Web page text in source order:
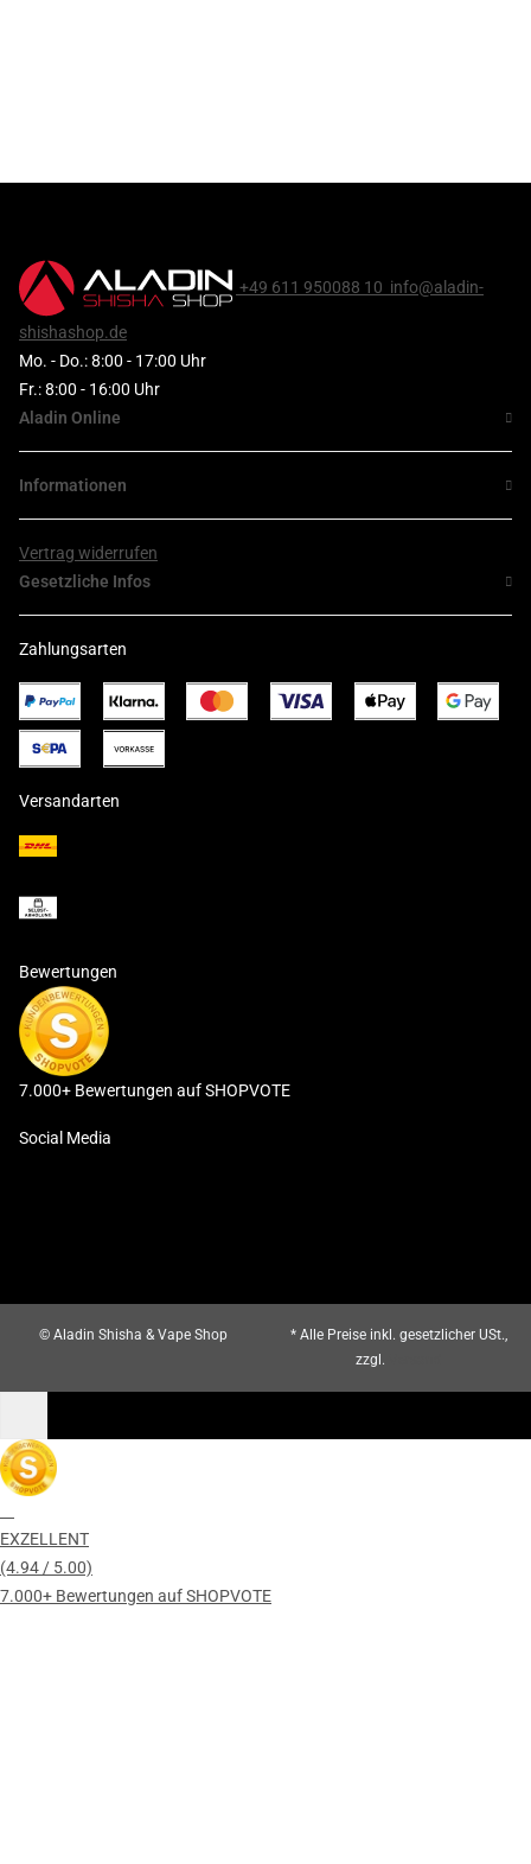
+49 611 950088 10 info@aladin-
shishashop.de
Mo. - Do.: 8:00 - 17:00 Uhr
Fr.: 8:00 - 16:00 Uhr
Aladin Online
Informationen
Vertrag widerrufen
Gesetzliche Infos
Zahlungsarten
Versandarten
Bewertungen
7.000+ Bewertungen auf SHOPVOTE
Social Media
© Aladin Shisha & Vape Shop
* Alle Preise inkl. gesetzlicher USt.,
zzgl.
EXZELLENT
(4.94 / 5.00)
7.000+ Bewertungen auf SHOPVOTE